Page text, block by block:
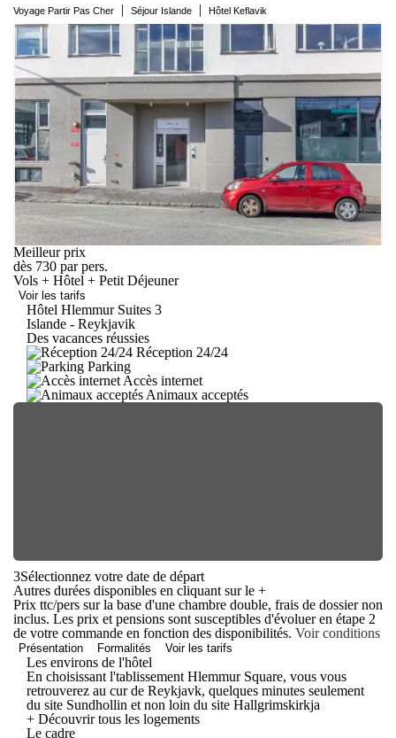
Voyage Partir Pas Cher | Séjour Islande | Hôtel Keflavik
Meilleur prix
dès 730 par pers.
Vols + Hôtel + Petit Déjeuner
Voir les tarifs
Hôtel Hlemmur Suites 3
Islande - Reykjavik
Des vacances réussies
Réception 24/24
Parking
Accès internet
Animaux acceptés
3Sélectionnez votre date de départ
Autres durées disponibles en cliquant sur le +
Prix ttc/pers sur la base d'une chambre double, frais de dossier non
inclus. Les prix et pensions sont susceptibles d'évoluer en étape 2
de votre commande en fonction des disponibilités. Voir conditions
Présentation Formalités Voir les tarifs
Les environs de l'hôtel
En choisissant l'tablissement Hlemmur Square, vous vous
retrouverez au cur de Reykjavk, quelques minutes seulement
du site Sundhollin et non loin du site Hallgrimskirkja
+ Découvrir tous les logements
Le cadre